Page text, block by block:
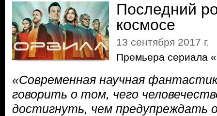
Последний
космосе
13 сентября 2017 г.
Премьера сериала
«Современная научная
говорить о том, чего
достигнуть, чем предупреждать